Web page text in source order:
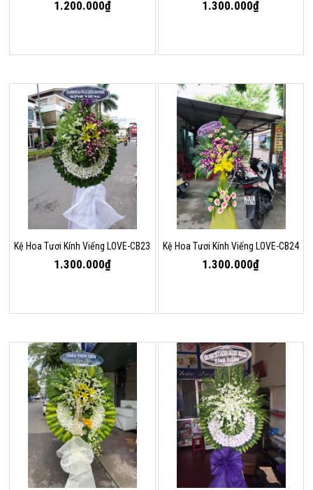
1.200.000₫ 1.300.000₫
Kệ Hoa Tươi Kính Viếng LOVE-CB23
1.300.000₫
Kệ Hoa Tươi Kính Viếng LOVE-CB24
1.300.000₫